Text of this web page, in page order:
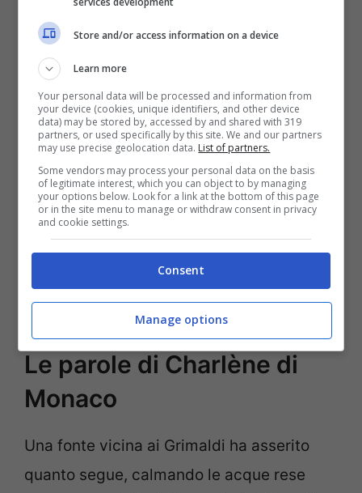
fomentare il clima di incertezza intorno
alla coppia, eppure i due coniugi hanno
sempre smentito ogni possibile problema.
Le parole di Charlène di
Monaco
Una fonte vicina ai Grimaldi ha asserito
quanto segue, calmando le acque rese
Store and/or access information on a device
Learn more
Your personal data will be processed and information from
your device (cookies, unique identifiers, and other device
data) may be stored by, accessed by and shared with 319
partners, or used specifically by this site. We and our partners
may use precise geolocation data. List of partners.
Some vendors may process your personal data on the basis
of legitimate interest, which you can object to by managing
your options below. Look for a link at the bottom of this page
or in the site menu to manage or withdraw consent in privacy
and cookie settings.
Consent
Manage options